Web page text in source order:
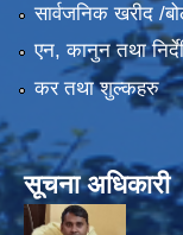
सार्वजनिक खरीद /
एन, कानुन तथा
कर तथा शुल्कहरु
सूचना अधिकारी